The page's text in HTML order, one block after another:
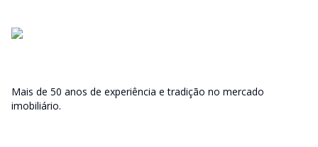
Mais de 50 anos de experiência e tradição no mercado
imobiliário.